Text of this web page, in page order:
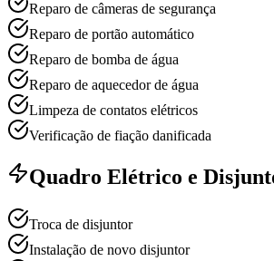
Reparo de câmeras de segurança
Reparo de portão automático
Reparo de bomba de água
Reparo de aquecedor de água
Limpeza de contatos elétricos
Verificação de fiação danificada
Quadro Elétrico e
Troca de disjuntor
Instalação de novo disjuntor